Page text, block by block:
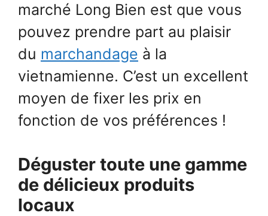
marché Long Bien est que vous
pouvez prendre part au plaisir
du marchandage à la
vietnamienne. C’est un excellent
moyen de fixer les prix en
fonction de vos préférences !
Déguster toute une gamme
de délicieux produits
locaux